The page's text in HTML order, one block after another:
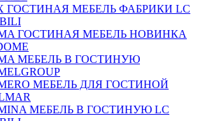
ГОСТИНАЯ МЕБЕЛЬ ФАБРИКИ LC
ГОСТИНАЯ МЕБЕЛЬ НОВИНКА
МЕБЕЛЬ В ГОСТИНУЮ
МЕБЕЛЬ ДЛЯ ГОСТИНОЙ
МЕБЕЛЬ В ГОСТИНУЮ LC